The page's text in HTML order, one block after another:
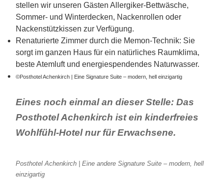
stellen wir unseren Gästen Allergiker-Bettwäsche,
Sommer- und Winterdecken, Nackenrollen oder
Nackenstützkissen zur Verfügung.
Renaturierte Zimmer durch die Memon-Technik: Sie
sorgt im ganzen Haus für ein natürliches Raumklima,
beste Atemluft und energiespendendes Naturwasser.
©Posthotel Achenkirch | Eine Signature Suite – modern, hell einzigartig
Eines noch einmal an dieser Stelle: Das
Posthotel Achenkirch ist ein kinderfreies
Wohlfühl-Hotel nur für Erwachsene.
Posthotel Achenkirch | Eine andere Signature Suite – modern, hell
einzigartig